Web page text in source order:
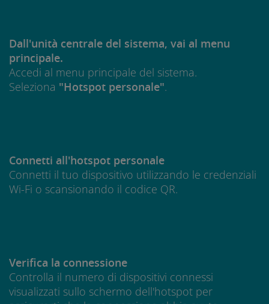
Dall'unità centrale del sistema, vai al menu
principale.
Accedi al menu principale del sistema.
Seleziona "Hotspot personale".
Connetti all'hotspot personale
Connetti il tuo dispositivo utilizzando le credenziali
Wi-Fi o scansionando il codice QR.
Verifica la connessione
Controlla il numero di dispositivi connessi
visualizzati sullo schermo dell'hotspot per